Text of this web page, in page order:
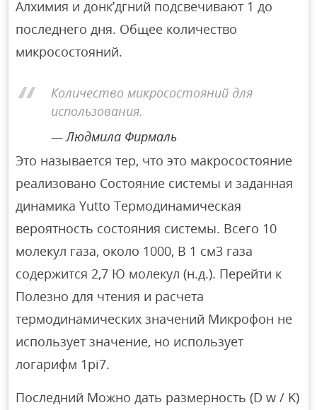
Алхимия и донк’дгний подсвечивают 1 до
последнего дня. Общее количество
микросостояний.
Количество микросостояний для
использования.
Людмила Фирмаль
Это называется тер, что это макросостояние
реализовано Состояние системы и заданная
динамика Yutto Термодинамическая
вероятность состояния системы. Всего 10
молекул газа, около 1000, В 1 см3 газа
содержится 2,7 Ю молекул (н.д.). Перейти к
Полезно для чтения и расчета
термодинамических значений Микрофон не
использует значение, но использует
логарифм 1pi7.
Последний Можно дать размерность (D w / K)